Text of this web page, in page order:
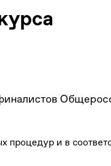
процедур и в